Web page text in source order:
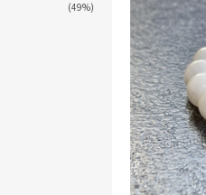
(49%)